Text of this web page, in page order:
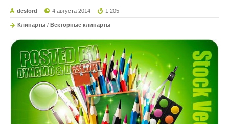
deslord 4 августа 2014 1 205
Клипарты / Векторные клипарты